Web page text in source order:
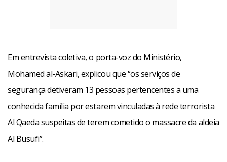
Em entrevista coletiva, o porta-voz do Ministério,
Mohamed al-Askari, explicou que “os serviços de
segurança detiveram 13 pessoas pertencentes a uma
conhecida família por estarem vinculadas à rede terrorista
Al Qaeda suspeitas de terem cometido o massacre da aldeia
Al Busufi”.